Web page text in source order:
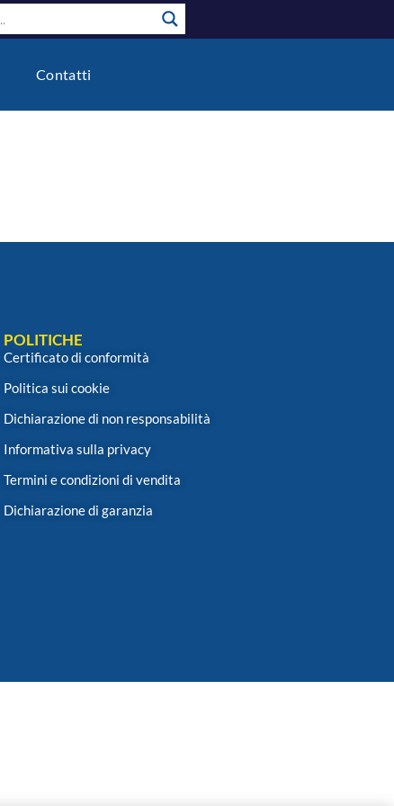
Contatti
POLITICHE
Certificato di conformità
Politica sui cookie
Dichiarazione di non responsabilità
Informativa sulla privacy
Termini e condizioni di vendita
Dichiarazione di garanzia